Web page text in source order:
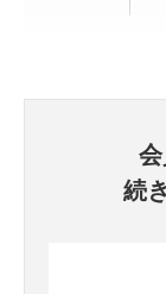
続